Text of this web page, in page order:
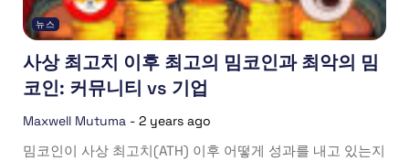
뉴스
사상 최고치 이후 최고의 밈코인과 최악의 밈
코인: 커뮤니티 vs 기업
Maxwell Mutuma - 2 years ago
밈코인이 사상 최고치(ATH) 이후 어떻게 성과를 내고 있는지